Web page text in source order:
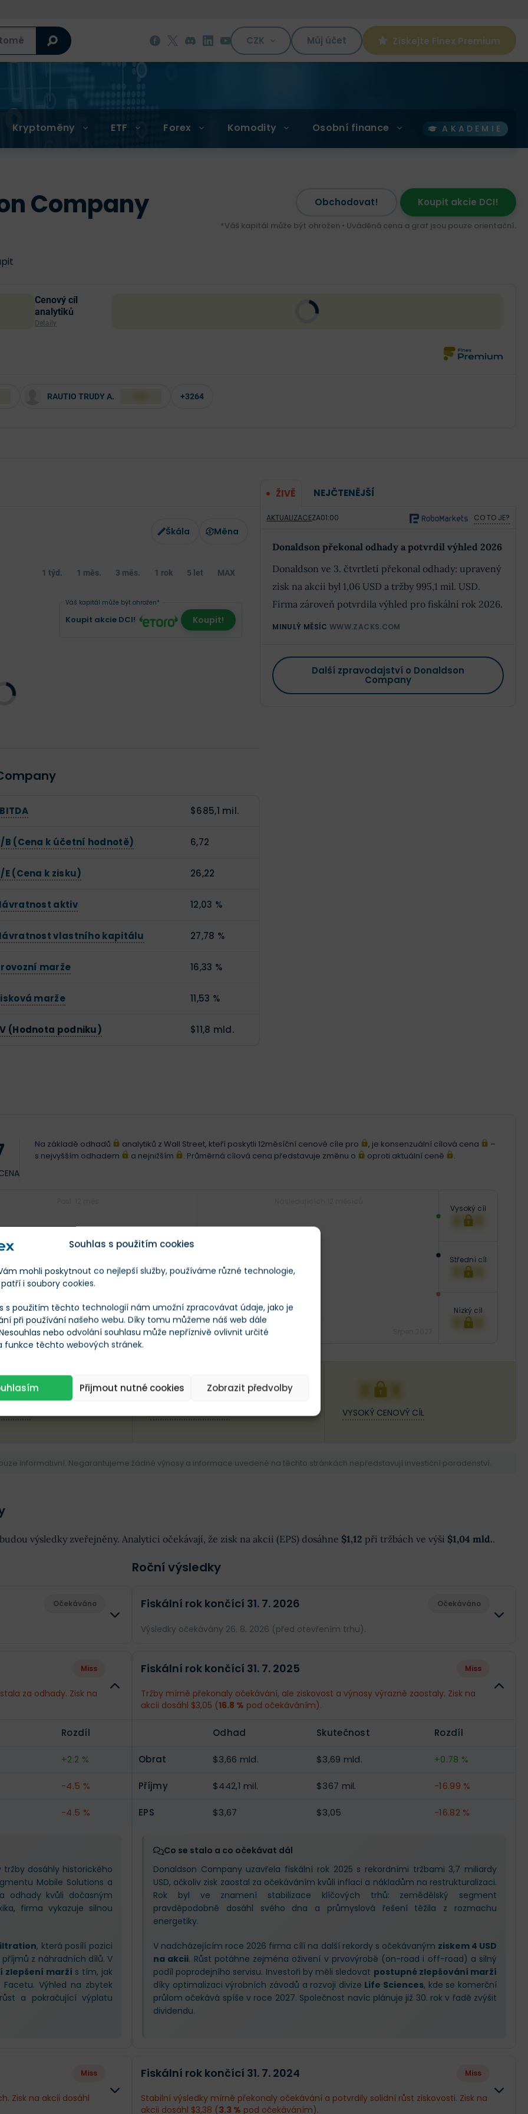
Souhlas s použitím cookies
mohli poskytnout co nejlepší služby, používáme různé technologie,
i soubory cookies.
s použitím těchto technologií nám umožní zpracovávat údaje, jako je
při používání našeho webu. Díky tomu můžeme náš web dále
nebo odvolání souhlasu může nepříznivě ovlivnit určité
funkce těchto webových stránek.
Přijmout nutné cookies Zobrazit předvolby
CZK Můj účet Získejte Finex Premium
Kryptoměny ETF Forex Komodity Osobní finance AKADEMIE
Company
Obchodovat! Koupit akcie DCI!
*Váš kapitál může být ohrožen • Uváděná cena a graf jsou pouze orientační.
Cenový cíl
analytiků
Detaily
RAUTIO TRUDY A. +3264
Škála Měna
1 týd. 1 měs. 3 měs. 1 rok 5 let MAX
Koupit akcie DCI!
Váš kapitál může být ohrožen*
Koupit!
$685,1 mil.
B (Cena k účetní hodnotě) 6,72
E (Cena k zisku) 26,22
aktiv 12,03 %
vlastního kapitálu 27,78 %
marže 16,33 %
marže 11,53 %
(Hodnota podniku) $11,8 mld.
ŽIVĚ NEJČTENĚJŠÍ
AKTUALIZACEZA01:00 CO TO JE?
Donaldson překonal odhady a potvrdil výhled 2026
Donaldson ve 3. čtvrtletí překonal odhady: upravený
zisk na akcii byl 1,06 USD a tržby 995,1 mil. USD.
Firma zároveň potvrdila výhled pro fiskální rok 2026.
MINULÝ MĚSÍC WWW.ZACKS.COM
Další zpravodajství o Donaldson
Company
Na základě odhadů analytiků z Wall Street, kteří poskytli 12měsíční cenové cíle pro , je konsenzuální cílová cena
–
s nejvyšším odhadem
a nejnižším . Průměrná cílová cena představuje změnu o oproti aktuální ceně .
Vysoký cíl
XXX
Střední cíl
XXX
Nízký cíl
XXX
CÍL
XXX
PRŮM. CÍLOVÁ CENA
XXX
VYSOKÝ CENOVÝ CÍL
informativní. Negarantujeme žádné výnosy a informace uvedené na těchto stránkách nepředstavují investiční poradenství.
výsledky zveřejněny. Analytici očekávají, že zisk na akcii (EPS) dosáhne $1,12 při tržbách ve výši $1,04 mld..
Očekáváno
--
Miss
za odhady. Zisk na
Rozdíl
+2.2 %
-4.5 %
-4.5 %
dosáhly historického
Mobile Solutions a
odhady kvůli dočasným
firma vykazuje silnou
, která posílí pozici
z náhradních dílů. V
zlepšení marží s tím, jak
Výhled na zbytek
a pokračující výplatu
Miss
Zisk na akcii dosáhl
Roční výsledky
Fiskální rok končící 31. 7. 2026 Očekáváno
Výsledky očekávány 26. 8. 2026 (před otevřením trhu).
Příjmy $475,9 mil.
$3,95 -- --
Fiskální rok končící 31. 7. 2025 Miss
Tržby mírně překonaly očekávání, ale ziskovost a výnosy výrazně zaostaly. Zisk na
akcii dosáhl $3,05 (16.8 % pod očekáváním).
Odhad Skutečnost Rozdíl
Obrat $3,66 mld. $3,69 mld. +0.78 %
Příjmy $442,1 mil. $367 mil. -16.99 %
EPS $3,67 $3,05 -16.82 %
Co se stalo a co očekávat dál
Donaldson Company uzavřela fiskální rok 2025 s rekordními tržbami 3,7 miliardy
USD, ačkoliv zisk zaostal za očekáváním kvůli inflaci a nákladům na restrukturalizaci.
Rok byl ve znamení stabilizace klíčových trhů: zemědělský segment
pravděpodobně dosáhl svého dna a průmyslová řešení těžila z rozmachu
energetiky.
V nadcházejícím roce 2026 firma cílí na další rekordy s očekávaným ziskem 4 USD
na akcii. Růst potáhne zejména oživení v prvovýrobě (on-road i off-road) a silný
podíl poprodejního servisu. Investoři by měli sledovat postupné zlepšování marží
díky optimalizaci výrobních závodů a rozvoji divize Life Sciences, kde se komerční
průlom očekává spíše v roce 2027. Společnost navíc plánuje již 30. rok v řadě zvýšit
dividendu.
Fiskální rok končící 31. 7. 2024 Miss
Stabilní výsledky mírně překonaly očekávání a potvrdily solidní růst ziskovosti. Zisk na
akcii dosáhl $3,38 (3.3 % pod očekáváním).